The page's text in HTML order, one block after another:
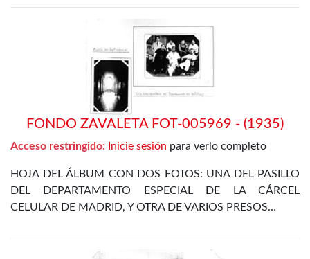
FONDO ZAVALETA FOT-005969 - (1935)
Acceso restringido: Inicie sesión para verlo completo
HOJA DEL ÁLBUM CON DOS FOTOS: UNA DEL PASILLO
DEL DEPARTAMENTO ESPECIAL DE LA CÁRCEL
CELULAR DE MADRID, Y OTRA DE VARIOS PRESOS…